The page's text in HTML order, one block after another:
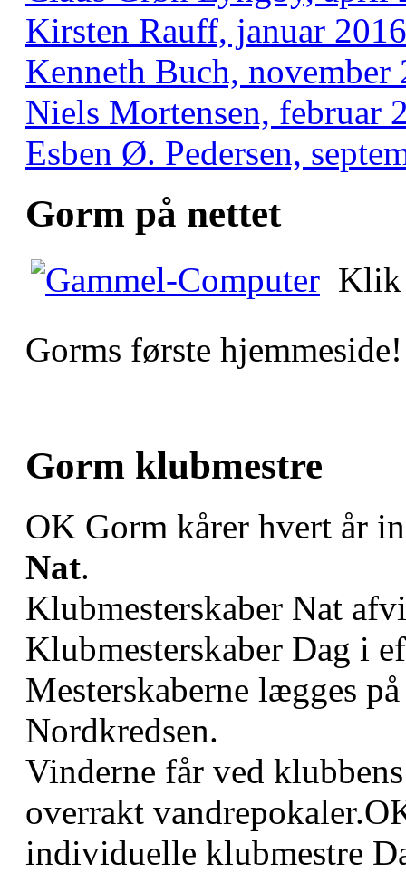
Kirsten Rauff, januar 2016
Kenneth Buch, november
Niels Mortensen, februar
Esben Ø. Pedersen,
Gorm på nettet
Klik
Gorms første hjemmeside!
Gorm klubmestre
OK Gorm kårer hvert år
Nat.
Klubmesterskaber Nat
Klubmesterskaber Dag i
Mesterskaberne lægges
Nordkredsen.
Vinderne får ved
overrakt
individuelle klubmestre